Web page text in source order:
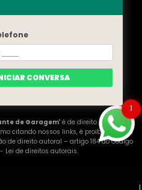
de Garagem" é de direito reservado.
citando nossos links, é proibida sem a
de direito autoral – artigo 184 do Código
Lei de direitos autorais.
1
CONVERSA